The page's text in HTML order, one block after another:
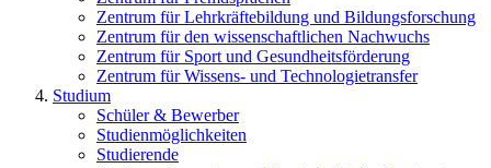
Zentrum für Lehrkräftebildung und Bildungsforschung
Zentrum für den wissenschaftlichen Nachwuchs
Zentrum für Sport und Gesundheitsförderung
Zentrum für Wissens- und Technologietransfer
Studium
Schüler & Bewerber
Studienmöglichkeiten
Studierende